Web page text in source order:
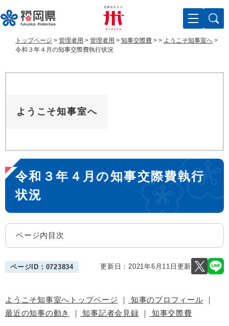
ー
ジ
ニ
ュ
トップページ > 管理者用 > 管理者用 > 知事交際費 > > ようこそ知事室へ >
令和３年４月の知事交際費執行状況
ようこそ知事室へ
本
文
令和３年４月の知事交際費執行
状況
ページ内目次
ページID：0723834 更新日：2021年6月11日更新
ようこそ知事室へトップページ ｜ 知事のプロフィール ｜
最近の知事の動き
｜ 知事記者会見録 ｜ 知事交際費